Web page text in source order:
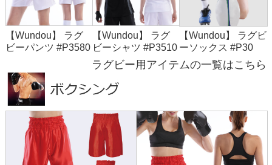
【Wundou】 ラグ
ビーパンツ #P3580
【Wundou】 ラグ
ビーシャツ #P3510
【Wundou】 ラグビ
ーソックス #P30
ラグビー用アイテムの一覧はこちら